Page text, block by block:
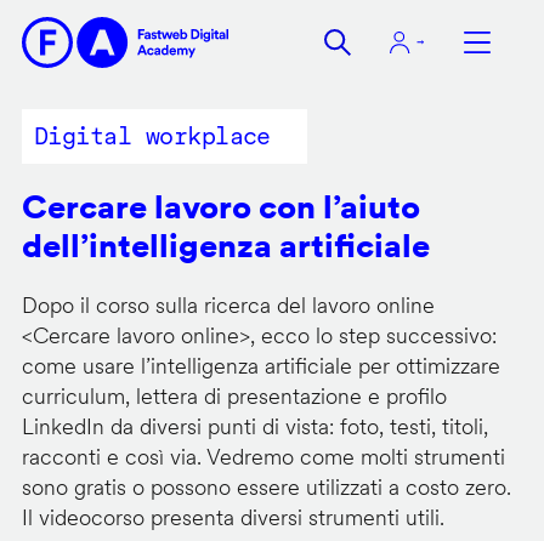
contenuto
Digital workplace
Cercare lavoro con l’aiuto
dell’intelligenza artificiale
Dopo il corso sulla ricerca del lavoro online
<Cercare lavoro online>, ecco lo step successivo:
come usare l’intelligenza artificiale per ottimizzare
curriculum, lettera di presentazione e profilo
LinkedIn da diversi punti di vista: foto, testi, titoli,
racconti e così via. Vedremo come molti strumenti
sono gratis o possono essere utilizzati a costo zero.
Il videocorso presenta diversi strumenti utili.